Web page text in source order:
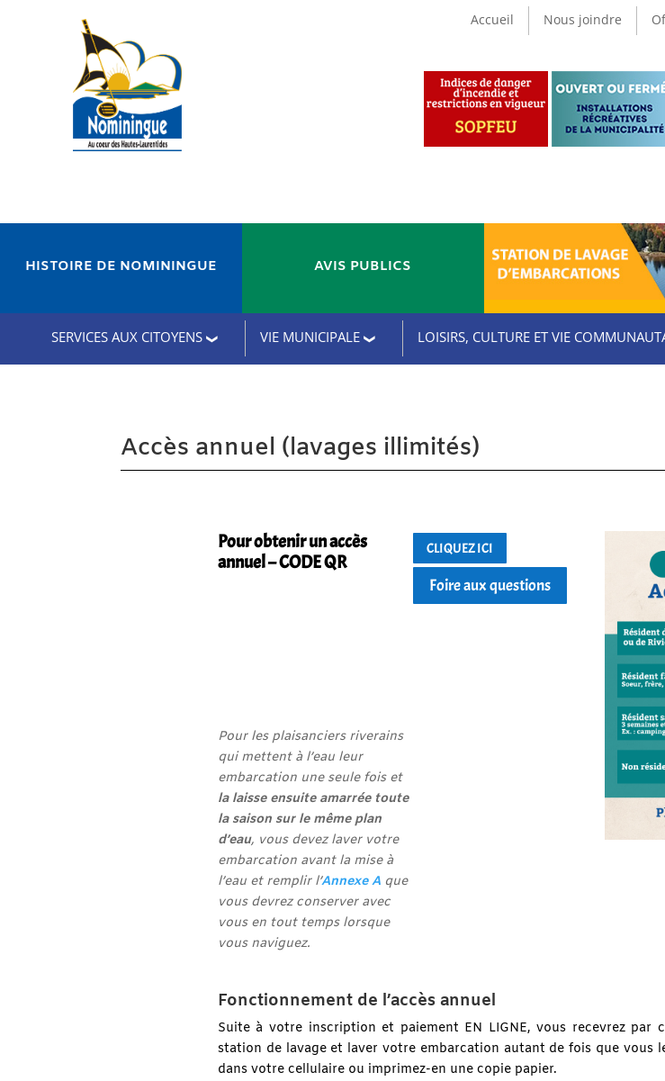
Accueil Nous joindre
HISTOIRE DE NOMININGUE AVIS PUBLICS
SERVICES AUX CITOYENS
VIE MUNICIPALE LOISIRS, CULTURE ET VIE
Accès annuel (lavages illimités)
Pour obtenir un accès
annuel – CODE QR
Pour les plaisanciers riverains
qui mettent à l’eau leur
embarcation une seule fois et
la laisse ensuite amarrée toute
la saison sur le même plan
d’eau, vous devez laver votre
embarcation avant la mise à
l’eau et remplir l’Annexe Aque
vous devrez conserver avec
vous en tout temps lorsque
vous naviguez.
CLIQUEZ ICI
Foire aux questions
Fonctionnement de l’accès annuel
Suite à votre inscription et paiement EN LIGNE, vous recevrez par
station de lavage et laver votre embarcation autant de fois que vous
dans votre cellulaire ou imprimez-en une copie papier.